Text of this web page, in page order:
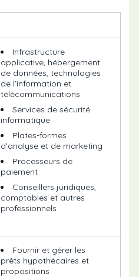
Infrastructure
applicative, hébergement
de données, technologies
de l’information et
télécommunications
Services de sécurité
informatique
Plates-formes
d’analyse et de marketing
Processeurs de
paiement
Conseillers juridiques,
comptables et autres
professionnels
Fournir et gérer les
prêts hypothécaires et
propositions